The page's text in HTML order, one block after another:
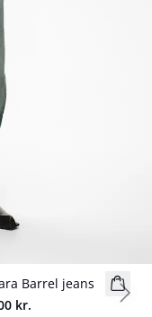
Barrel jeans
kr.